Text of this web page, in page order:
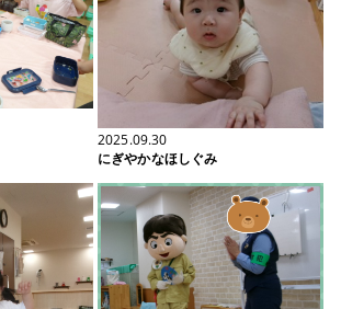
2025.09.30
にぎやかなほしぐみ